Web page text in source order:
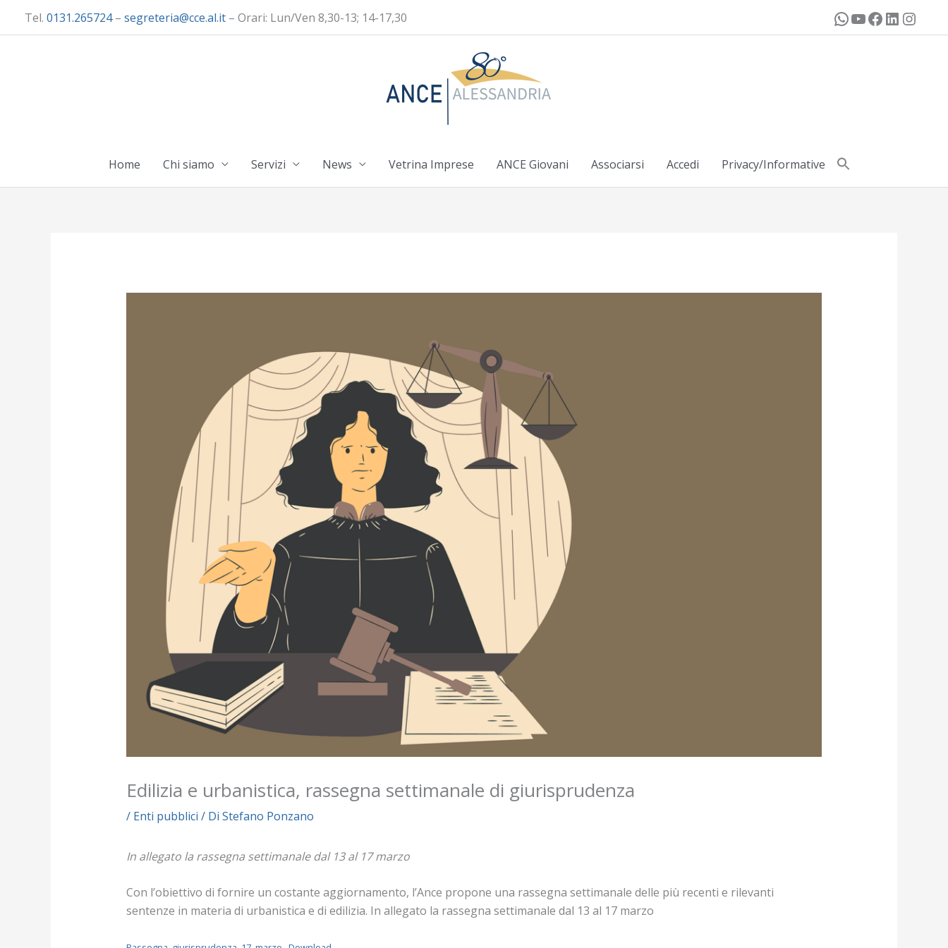
Tel. 0131.265724– segreteria@cce.al.it – Orari: Lun/Ven 8,30-13; 14-17,30
Home Chi siamo Servizi News Vetrina Imprese ANCE Giovani Associarsi Accedi Privacy/Informative
Edilizia e urbanistica, rassegna settimanale di giurisprudenza
/ Enti pubblici / Di Stefano Ponzano
In allegato la rassegna settimanale dal 13 al 17 marzo
Con l’obiettivo di fornire un costante aggiornamento, l’Ance propone una rassegna settimanale delle più recenti e rilevanti
sentenze in materia di urbanistica e di edilizia. In allegato la rassegna settimanale dal 13 al 17 marzo